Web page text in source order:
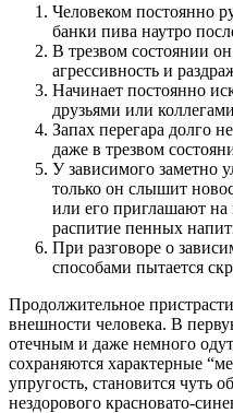
Человеком постоянно
банки пива наутро
В трезвом состоянии
агрессивность и
Начинает постоянно
друзьями или
Запах перегара долго
даже в трезвом
У зависимого заметно
только он слышит
или его приглашают на
распитие пенных
При разговоре о
способами пытается
Продолжительное
внешности человека. В
отечным и даже немного
сохраняются характерные
упругость, становится чуть
нездорового красновато-